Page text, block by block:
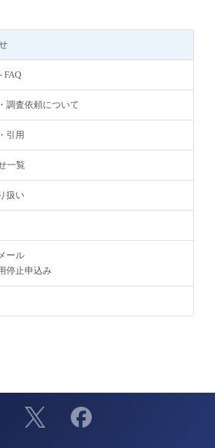
FAQ
調査依頼について
引用
一覧
扱い
ール
停止申込み